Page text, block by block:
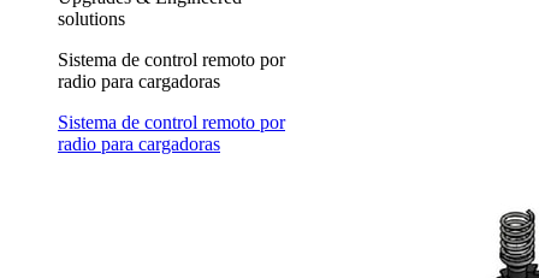
solutions
Sistema de control remoto por
radio para cargadoras
Sistema de control remoto por
radio para cargadoras